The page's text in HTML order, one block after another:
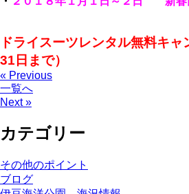
ドライスーツレンタル無料キャ
31日まで）
« Previous
一覧へ
Next »
カテゴリー
その他のポイント
ブログ